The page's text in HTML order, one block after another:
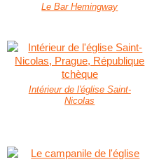
Le Bar Hemingway
Intérieur de l'église Saint-
Nicolas